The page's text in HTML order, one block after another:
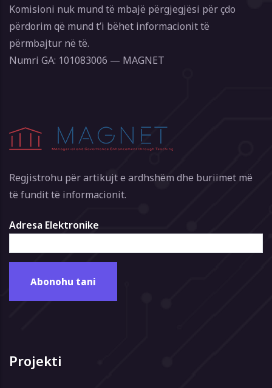
Komisioni nuk mund të mbajë përgjegjësi për çdo
përdorim që mund t’i bëhet informacionit të
përmbajtur në të.
Numri GA: 101083006 — MAGNET
Regjistrohu për artikujt e ardhshëm dhe buriimet më
të fundit të informacionit.
Adresa Elektronike
Projekti